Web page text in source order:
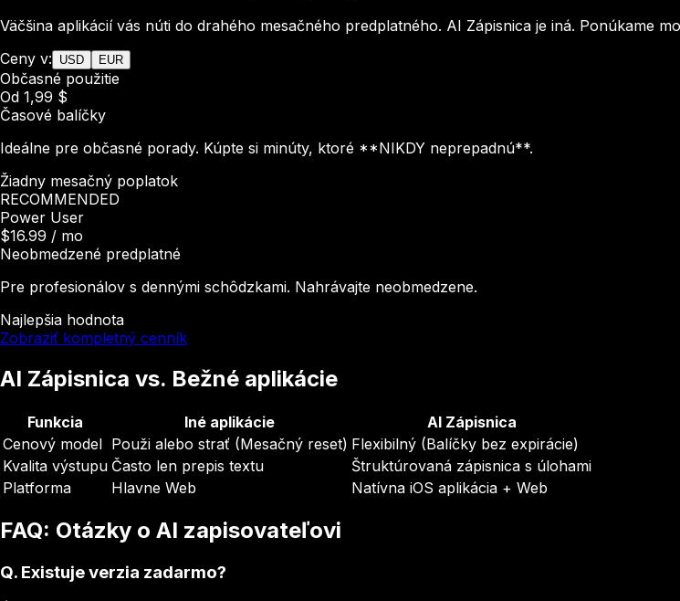
Väčšina aplikácií vás núti do drahého mesačného predplatného. AI Zápisnica je iná. Ponúkame
Ceny v:
USD EUR
Občasné použitie
Od 1,99 $
Časové balíčky
Ideálne pre občasné porady. Kúpte si minúty, ktoré **NIKDY neprepadnú**.
Žiadny mesačný poplatok
RECOMMENDED
Power User
$16.99 / mo
Neobmedzené predplatné
Pre profesionálov s dennými schôdzkami. Nahrávajte neobmedzene.
Najlepšia hodnota
Zobraziť kompletný cenník
AI Zápisnica vs. Bežné aplikácie
Funkcia Iné aplikácie
AI Zápisnica
Cenový model Použi alebo strať (Mesačný reset) Flexibilný (Balíčky bez expirácie)
Kvalita výstupu Často len prepis textu
Štruktúrovaná zápisnica s úlohami
Platforma
Hlavne Web Natívna iOS aplikácia + Web
FAQ: Otázky o AI zapisovateľovi
Q. Existuje verzia zadarmo?